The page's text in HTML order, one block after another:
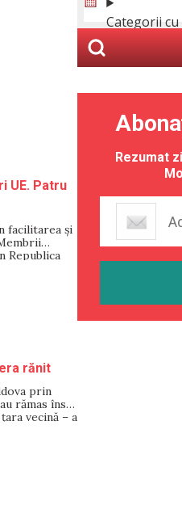
UE. Patru
facilitarea și
Republica
plăți care
rănit
prin
rămas însă
vecină – a
Categorii
Rezumat